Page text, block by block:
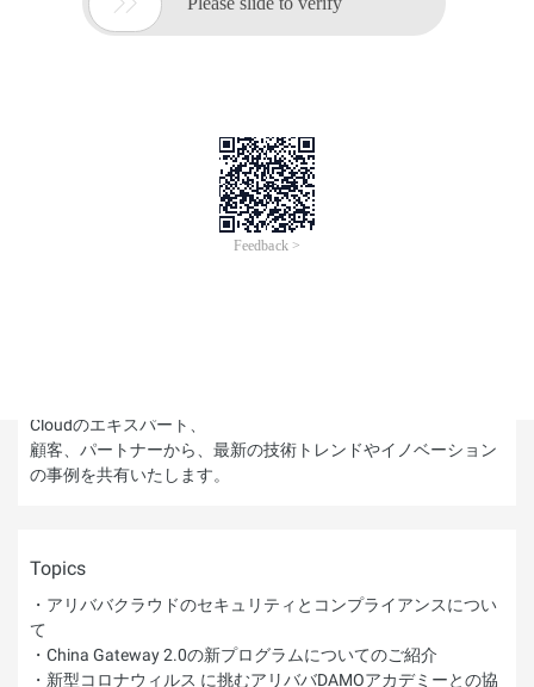
Overview
パートナーから、テクノロジーや最新のトレンドについて共有
オープニング・キーノートでは、Alibaba Cloud Intelligenceプレ
Cloudのエキスパート、
顧客、パートナーから、最新の技術トレンドやイノベーション
の事例を共有いたします。
Topics
・アリババクラウドのセキュリティとコンプライアンスについ
て
・China Gateway 2.0の新プログラムについてのご紹介
・新型コロナウィルス に挑むアリババDAMOアカデミーとの協